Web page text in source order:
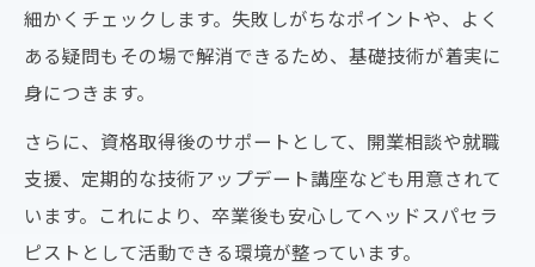
細かくチェックします。失敗しがちなポイントや、よく
ある疑問もその場で解消できるため、基礎技術が着実に
身につきます。
さらに、資格取得後のサポートとして、開業相談や就職
支援、定期的な技術アップデート講座なども用意されて
います。これにより、卒業後も安心してヘッドスパセラ
ピストとして活動できる環境が整っています。